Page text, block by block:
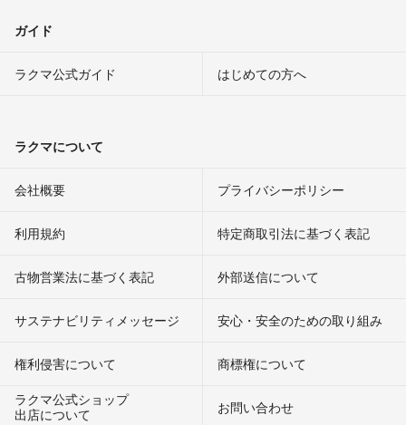
ガイド
ラクマ公式ガイド はじめての方へ
ラクマについて
会社概要 プライバシーポリシー
利用規約 特定商取引法に基づく表記
古物営業法に基づく表記 外部送信について
サステナビリティメッセージ 安心・安全のための取り組み
権利侵害について
商標権について
ラクマ公式ショップ
出店について
お問い合わせ